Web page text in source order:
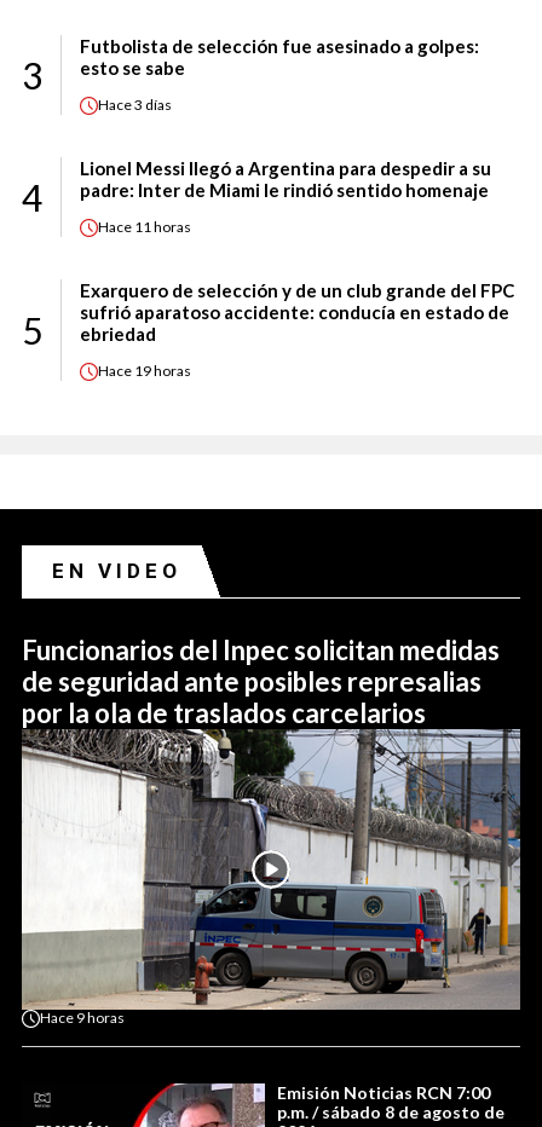
3
Futbolista de selección fue asesinado a golpes:
esto se sabe
Hace3 días
4
Lionel Messi llegó a Argentina para despedir a su
padre: Inter de Miami le rindió sentido homenaje
Hace 11 horas
5
Exarquero de selección y de un club grande del FPC
sufrió aparatoso accidente: conducía en estado de
ebriedad
Hace 19 horas
EN VIDEO
Funcionarios del Inpec solicitan medidas
de seguridad ante posibles represalias
por la ola de traslados carcelarios
Hace 9 horas
Emisión Noticias RCN 7:00
p.m. / sábado 8 de agosto de